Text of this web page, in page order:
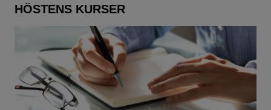
HÖSTENS KURSER